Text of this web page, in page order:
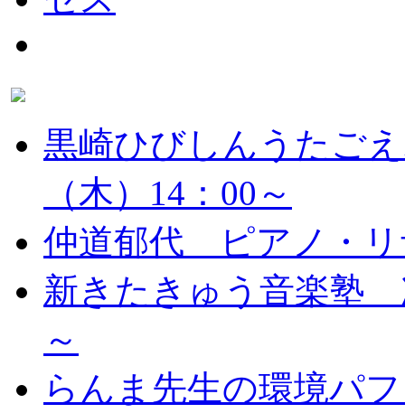
黒崎ひびしんうたご
（木）14：00～
仲道郁代 ピアノ・リ
新きたきゅう音楽塾
～
らんま先生の環境パ